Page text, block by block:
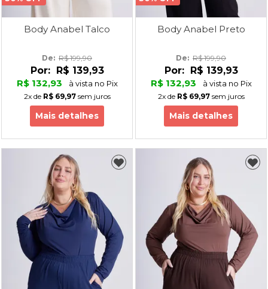
Body Anabel Talco
De: R$ 199,90
Por: R$ 139,93
R$ 132,93
à vista no Pix
2xde R$ 69,97sem juros
Mais detalhes
Body Anabel Preto
De: R$ 199,90
Por: R$ 139,93
R$ 132,93
à vista no Pix
2xde R$ 69,97sem juros
Mais detalhes